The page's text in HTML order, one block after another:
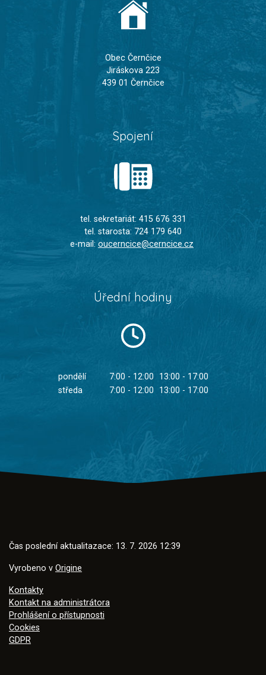
Obec Černčice
Jiráskova 223
439 01 Černčice
Spojení
tel. sekretariát: 415 676 331
tel. starosta: 724 179 640
e-mail: oucerncice@cerncice.cz
Úřední hodiny
pondělí 7:00 - 12:00
13:00 - 17:00
středa
7:00 - 12:00 13:00 - 17:00
Čas poslední aktualitazace: 13. 7. 2026 12:39
Vyrobeno v Origine
Kontakty
Kontakt na administrátora
Prohlášení o přístupnosti
Cookies
GDPR